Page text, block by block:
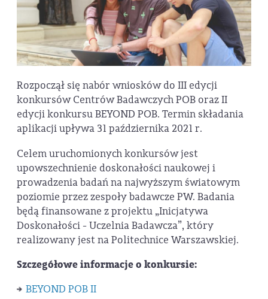
Rozpoczął się nabór wniosków do III edycji
konkursów Centrów Badawczych POB oraz II
edycji konkursu BEYOND POB. Termin składania
aplikacji upływa 31 października 2021 r.
Celem uruchomionych konkursów jest
upowszechnienie doskonałości naukowej i
prowadzenia badań na najwyższym światowym
poziomie przez zespoły badawcze PW. Badania
będą finansowane z projektu „Inicjatywa
Doskonałości - Uczelnia Badawcza”, który
realizowany jest na Politechnice Warszawskiej.
Szczegółowe informacje o konkursie:
BEYOND POB II